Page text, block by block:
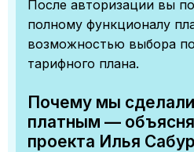
После авторизации вы
полному функционалу
возможностью выбора
тарифного плана.
Почему мы
платным —
проекта Илья